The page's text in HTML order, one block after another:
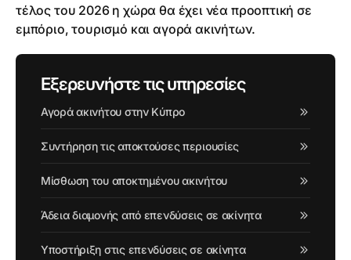
Εξερευνήστε τις υπηρεσίες
Αγορά ακινήτου στην Κύπρο
Συντήρηση τις αποκτούσες περιουσίες
Μίσθωση του αποκτημένου ακινήτου
Άδεια διαμονής από επενδύσεις σε ακίνητα
Υποστήριξη στις επενδύσεις σε ακίνητα
τέλος του 2026 η χώρα θα έχει νέα προοπτική σε
εμπόριο, τουρισμό και αγορά ακινήτων.